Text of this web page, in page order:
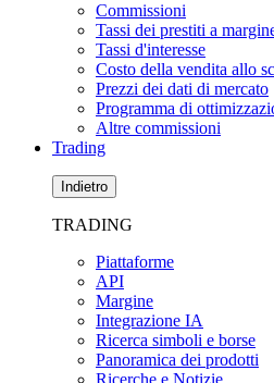
Commissioni
Tassi dei prestiti a
Tassi d'interesse
Costo della vendita allo
Prezzi dei dati di mercato
Programma di
Altre commissioni
Trading
Indietro
TRADING
Piattaforme
API
Margine
Integrazione IA
Ricerca simboli e borse
Panoramica dei prodotti
Ricerche e Notizie